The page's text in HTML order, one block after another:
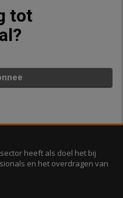
tot
heeft als doel het bij
en het overdragen van